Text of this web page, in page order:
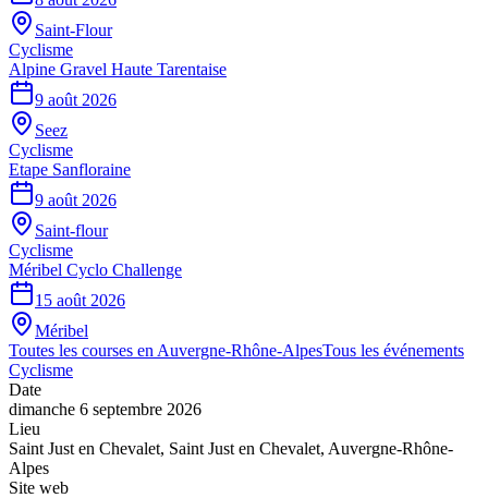
Saint-Flour
Cyclisme
Alpine Gravel Haute Tarentaise
9 août 2026
Seez
Cyclisme
Etape Sanfloraine
9 août 2026
Saint-flour
Cyclisme
Méribel Cyclo Challenge
15 août 2026
Méribel
Toutes les courses en Auvergne-Rhône-AlpesTous les événements
Cyclisme
Date
dimanche 6 septembre 2026
Lieu
Saint Just en Chevalet, Saint Just en Chevalet, Auvergne-Rhône-
Alpes
Site web